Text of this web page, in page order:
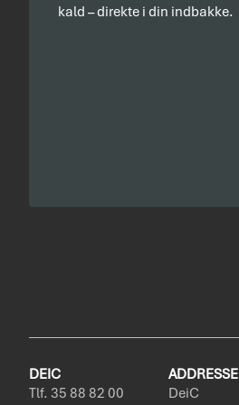
kald – direkte i din indbakke.
DEIC
Tlf. 35 88 82 00
ADDRESSE
DeiC